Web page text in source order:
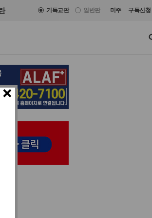
기독교판 일반판 미주 구독신청
×